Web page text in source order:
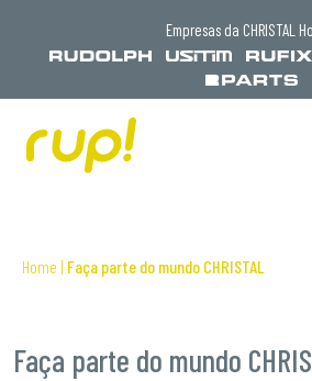
Empresas da CHRISTAL
Home | Faça parte do mundo CHRISTAL
Faça parte do mundo